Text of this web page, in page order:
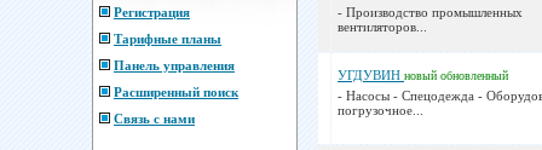
Регистрация
Тарифные планы
Панель управления
Расширенный поиск
Связь с нами
- Производство промышленных
вентиляторов...
УГДУВИН новый обновленный
- Насосы - Спецодежда -
погрузочное...